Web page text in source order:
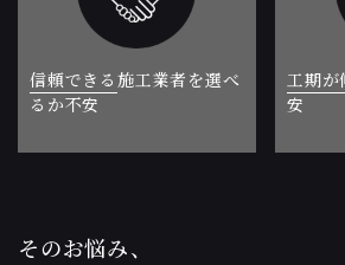
信頼できる施工業者を選べ
るか不安
工期が
安​​​​​​​
そのお悩み、